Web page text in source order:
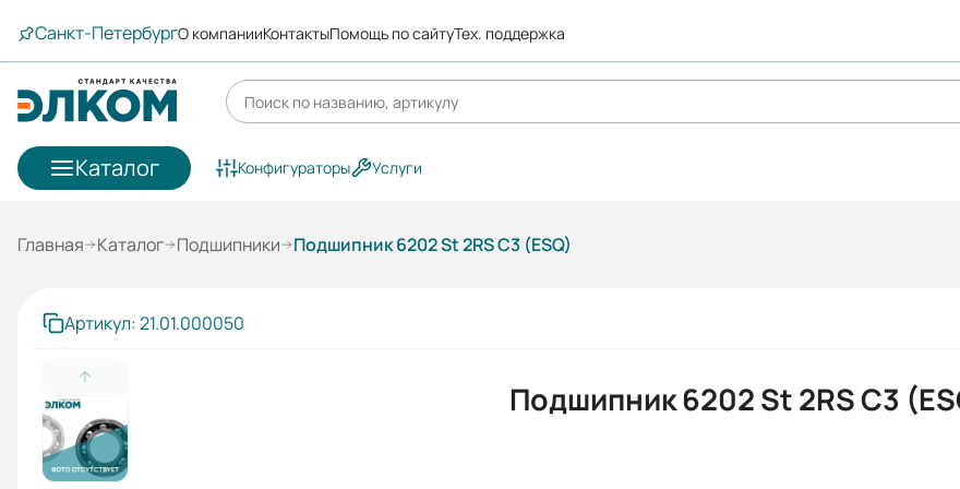
Санкт-ПетербургО компанииКонтактыПомощь по сайтуТех. поддержка
Каталог Конфигураторы Услуги
Главная Каталог Подшипники Подшипник 6202 St 2RS C3 (ESQ)
Артикул: 21.01.000050
Подшипник 6202 St 2RS C3